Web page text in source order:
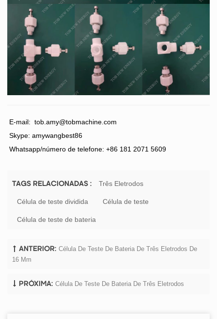
E-mail: tob.amy@tobmachine.com
Skype: amywangbest86
Whatsapp/número de telefone: +86 181 2071 5609
TAGS RELACIONADAS : Três Eletrodos
Célula de teste dividida Célula de teste
Célula de teste de bateria
ANTERIOR: Célula De Teste De Bateria De Três Eletrodos De
16 Mm
PRÓXIMA: Célula De Teste De Bateria De Três Eletrodos